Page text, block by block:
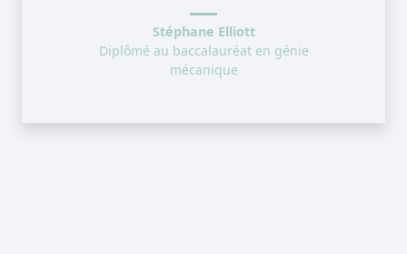
Stéphane Elliott
Diplômé au baccalauréat en génie
mécanique